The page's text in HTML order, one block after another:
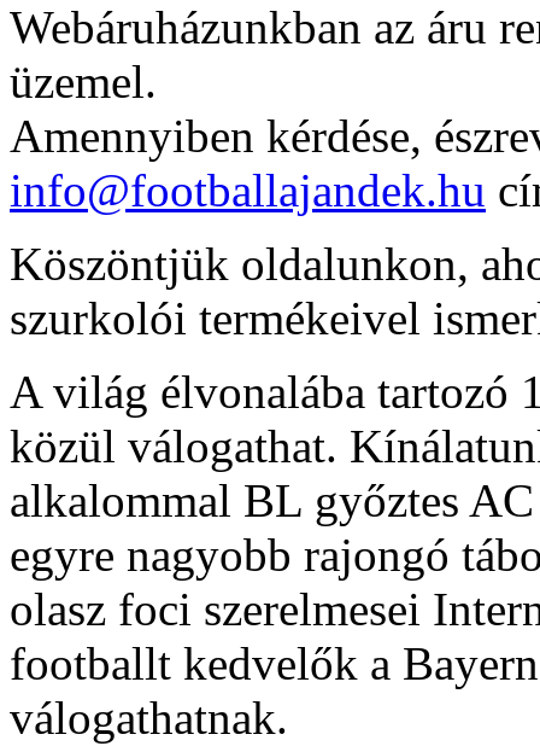
Webáruházunkban az áru
üzemel.
Amennyiben kérdése,
info@footballajandek.hu
Köszöntjük oldalunkon,
szurkolói termékeivel
A világ élvonalába tartozó
közül válogathat.
alkalommal BL győztes
egyre nagyobb rajongó
olasz foci szerelmesei
footballt kedvelők a
válogathatnak.